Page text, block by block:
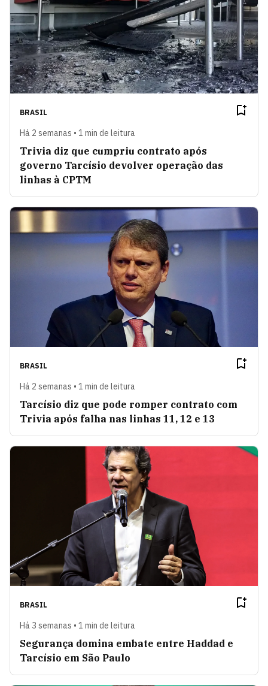
BRASIL
Há 2 semanas • 1 min de leitura
Trivia diz que cumpriu contrato após
governo Tarcísio devolver operação das
linhas à CPTM
BRASIL
Há 2 semanas • 1 min de leitura
Tarcísio diz que pode romper contrato com
Trivia após falha nas linhas 11, 12 e 13
BRASIL
Há 3 semanas • 1 min de leitura
Segurança domina embate entre Haddad e
Tarcísio em São Paulo